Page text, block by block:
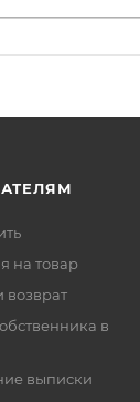
на товар
в
выписки